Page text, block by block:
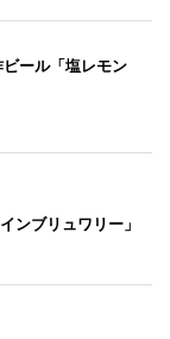
ール「塩レモン
ンブリュワリー」